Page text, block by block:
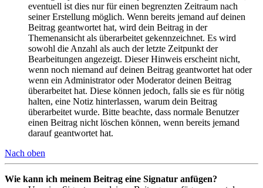
eventuell ist dies nur für einen begrenzten Zeitraum nach
seiner Erstellung möglich. Wenn bereits jemand auf deinen
Beitrag geantwortet hat, wird dein Beitrag in der
Themenansicht als überarbeitet gekennzeichnet. Es wird
sowohl die Anzahl als auch der letzte Zeitpunkt der
Bearbeitungen angezeigt. Dieser Hinweis erscheint nicht,
wenn noch niemand auf deinen Beitrag geantwortet hat oder
wenn ein Administrator oder Moderator deinen Beitrag
überarbeitet hat. Diese können jedoch, falls sie es für nötig
halten, eine Notiz hinterlassen, warum dein Beitrag
überarbeitet wurde. Bitte beachte, dass normale Benutzer
einen Beitrag nicht löschen können, wenn bereits jemand
darauf geantwortet hat.
Nach oben
Wie kann ich meinem Beitrag eine Signatur anfügen?